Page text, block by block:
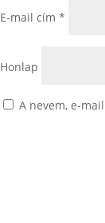
E-mail cím*
Honlap
A nevem, e-